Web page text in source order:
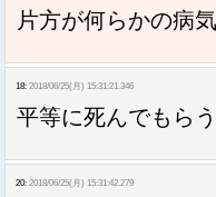
片方が何らかの病
18: 2018/06/25(月) 15:31:21.346
平等に死んでもらう
20: 2018/06/25(月) 15:31:42.279